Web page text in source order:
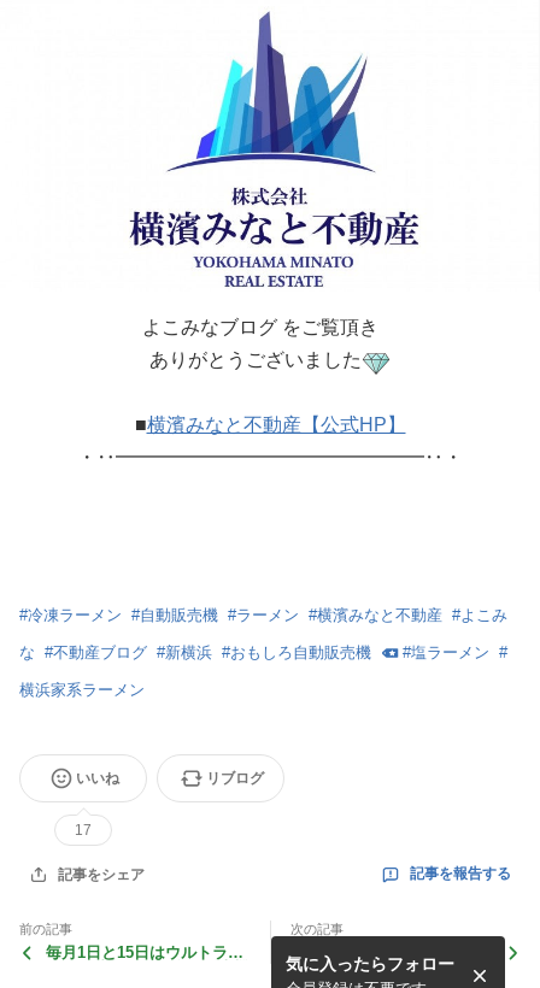
よこみなブログ をご覧頂き
ありがとうございました
■横濱みなと不動産【公式HP】
・‥━━━━━━━━━━━━━━━━‥・
#冷凍ラーメン #自動販売機 #ラーメン #横濱みなと不動産 #よこみ
な #不動産ブログ #新横浜 #おもしろ自動販売機 #塩ラーメン #
横浜家系ラーメン
いいね
17
リブログ
記事をシェア 記事を報告する
前の記事
毎月1日と15日はウルトラの
次の記事
本日のお花♡珍しい花びらを
持つ〝グロリオサ〟
気に入ったらフォロー